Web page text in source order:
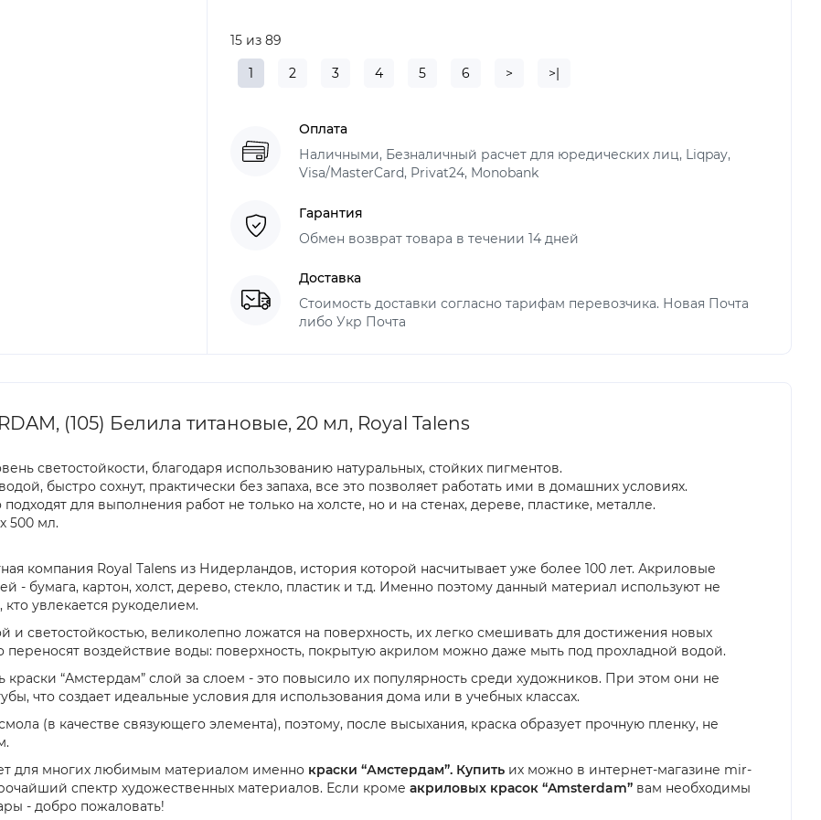
15 из 89
1
2 3 4 5 6 > >|
Оплата
Наличными, Безналичный расчет для юредических лиц, Liqpay,
Visa/MasterCard, Privat24, Monobank
Гарантия
Обмен возврат товара в течении 14 дней
Доставка
Стоимость доставки согласно тарифам перевозчика. Новая Почта
либо Укр Почта
(105) Белила титановые, 20 мл, Royal Talens
светостойкости, благодаря использованию натуральных, стойких пигментов.
быстро сохнут, практически без запаха, все это позволяет работать ими в домашних условиях.
для выполнения работ не только на холсте, но и на стенах, дереве, пластике, металле.
500 мл.
компания Royal Talens из Нидерландов, история которой насчитывает уже более 100 лет. Акриловые
- бумага, картон, холст, дерево, стекло, пластик и т.д. Именно поэтому данный материал используют не
увлекается рукоделием.
и светостойкостью, великолепно ложатся на поверхность, их легко смешивать для достижения новых
переносят воздействие воды: поверхность, покрытую акрилом можно даже мыть под прохладной водой.
краски “Амстердам” слой за слоем - это повысило их популярность среди художников. При этом они не
что создает идеальные условия для использования дома или в учебных классах.
(в качестве связующего элемента), поэтому, после высыхания, краска образует прочную пленку, не
для многих любимым материалом именно краски “Амстердам”. Купить их можно в интернет-магазине mir-
спектр художественных материалов. Если кроме акриловых красок “Amsterdam” вам необходимы
- добро пожаловать!